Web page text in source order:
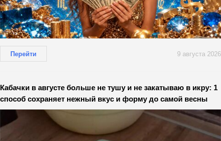
Перейти 9 августа 2026
Кабачки в августе больше не тушу и не закатываю в икру: 1
способ сохраняет нежный вкус и форму до самой весны